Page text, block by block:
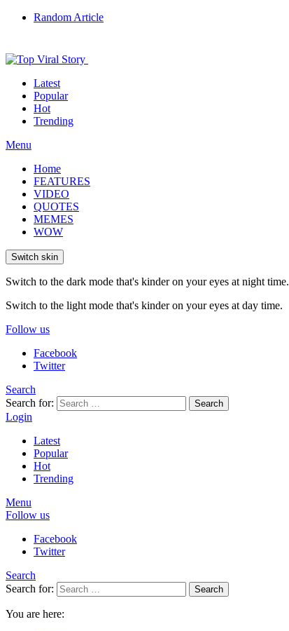
Random Article
Latest
Popular
Hot
Trending
Menu
Home
FEATURES
VIDEO
QUOTES
MEMES
WOW
Switch skin
Switch to the dark mode that's kinder on your eyes at night time.
Switch to the light mode that's kinder on your eyes at day time.
Follow us
Facebook
Twitter
Search
Search for:
Search
Login
Latest
Popular
Hot
Trending
Menu
Follow us
Facebook
Twitter
Search
Search for:
Search
You are here: